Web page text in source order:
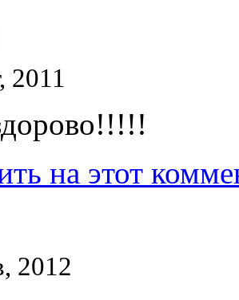
2011
на этот
2012